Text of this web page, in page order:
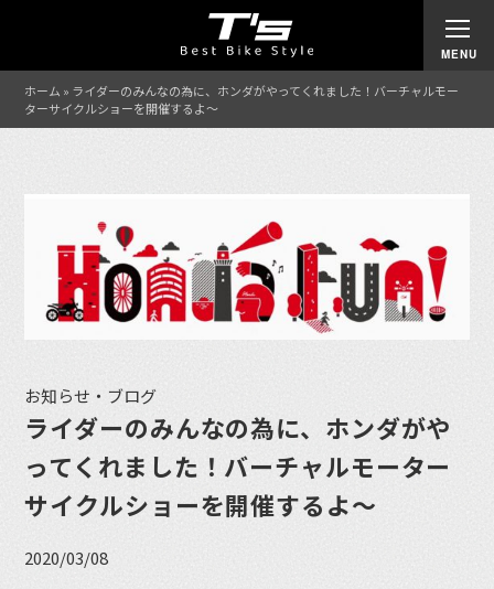
ホーム » ライダーのみんなの為に、ホンダがやってくれました！バーチャルモー
ターサイクルショーを開催するよ〜
お知らせ・ブログ
ライダーのみんなの為に、ホンダがや
ってくれました！バーチャルモーター
サイクルショーを開催するよ〜
2020/03/08